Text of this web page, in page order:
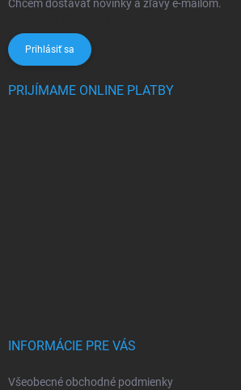
Chcem dostávať novinky a zľavy e-mailom.
Prihlásiť sa
PRIJÍMAME ONLINE PLATBY
INFORMÁCIE PRE VÁS
Všeobecné obchodné podmienky